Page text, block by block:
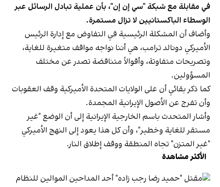
في مقابلة مع شبكة "سي إن إن"، بأن عملية تبادل الرسائل عبر
الوسطاء الباكستانيين لا تزال مستمرة.
وأضاف أن المشكلة الرئيسية في التفاوض مع إدارة الرئيس
الأميركي دونالد ترامب، هي أننا نواجه مواقف متغيرة للغاية،
وتصريحات متفاوتة، وأقوالاً متناقضة تصدر عن مختلف
المسؤولين.
كما ذكر بقائي أن على الولايات المتحدة الأميركية وقف العقوبات
وأن تفرج عن الأصول الإيرانية المجمدة.
وأشار المتحدث باسم الخارجية الإيرانية إلى أن الوضع "غير
مستقر للغاية وخطير"، وأن كل هذا يعود إلى النهج الأميركي
"غير المتزن" تجاه المنطقة ووقف إطلاق النار.
الأكثر مشاهدة